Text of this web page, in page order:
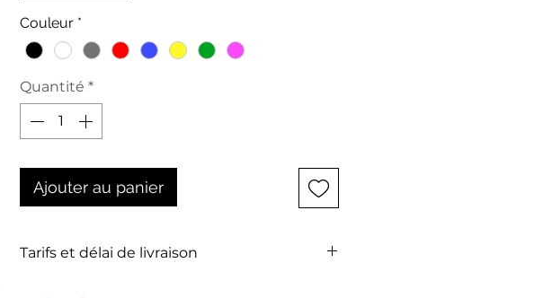
Couleur *
Quantité *
Ajouter au panier
Tarifs et délai de livraison